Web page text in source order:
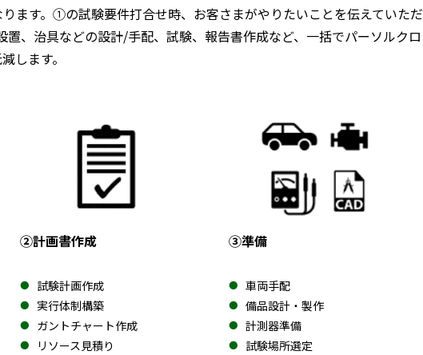
ます。①の試験要件打合せ時、お客さまがやりたいことを伝えていた
、治具などの設計/手配、試験、報告書作成など、一括でパーソルク
します。
②計画書作成
試験計画作成
実行体制構築
ガントチャート作成
リソース見積り
③準備
車両手配
備品設計・製作
計測器準備
試験場所選定